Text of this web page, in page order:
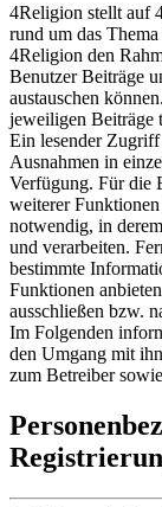
4Religion stellt auf
rund um das
4Religion den
Benutzer Beiträge
austauschen
jeweiligen Beiträge
Ein lesender
Ausnahmen in
Verfügung. Für die
weiterer
notwendig, in
und verarbeiten.
bestimmte
Funktionen
ausschließen bzw.
Im Folgenden
den Umgang mit
zum Betreiber